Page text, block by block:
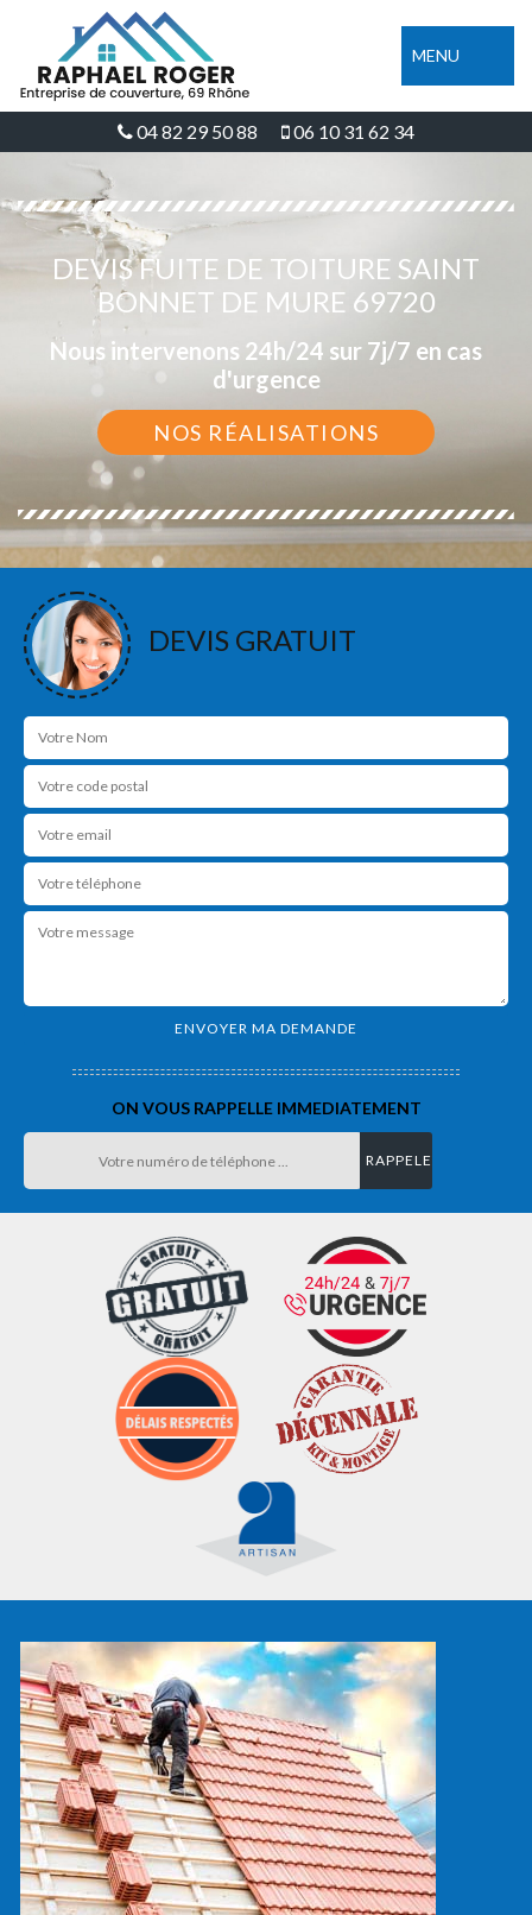
MENU
04 82 29 50 88 06 10 31 62 34
DEVIS FUITE DE TOITURE SAINT
BONNET DE MURE 69720
Nous intervenons 24h/24 sur 7j/7 en cas
d'urgence
NOS RÉALISATIONS
DEVIS GRATUIT
ON VOUS RAPPELLE IMMEDIATEMENT